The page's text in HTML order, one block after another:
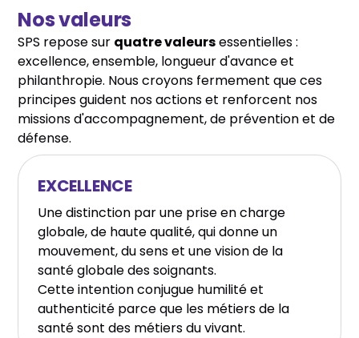
Nos valeurs
SPS repose sur quatre valeursessentielles :
excellence, ensemble, longueur d'avance et
philanthropie. Nous croyons fermement que ces
principes guident nos actions et renforcent nos
missions d'accompagnement, de prévention et de
défense.
EXCELLENCE
Une distinction par une prise en charge
globale, de haute qualité, qui donne un
mouvement, du sens et une vision de la
santé globale des soignants.
Cette intention conjugue humilité et
authenticité parce que les métiers de la
santé sont des métiers du vivant.